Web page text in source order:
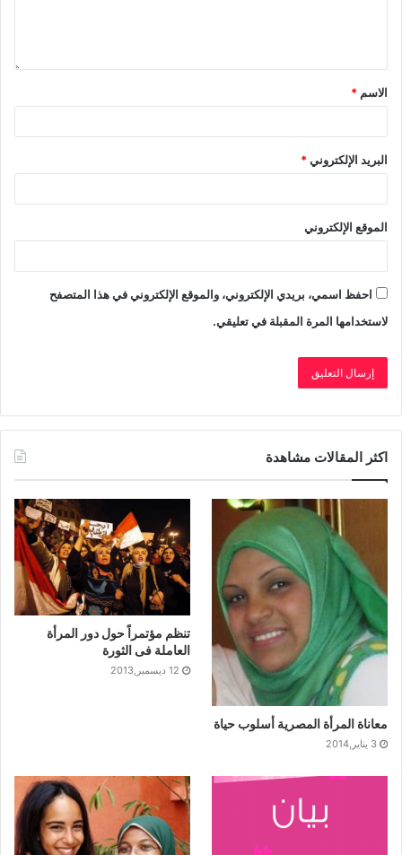
الاسم *
البريد الإلكتروني*
الموقع الإلكتروني
احفظ اسمي، بريدي الإلكتروني، والموقع الإلكتروني في هذا المتصفح
لاستخدامها المرة المقبلة في تعليقي.
اكثر المقالات مشاهدة
معاناة المرأة المصرية أسلوب حياة
3 يناير,2014
تنظم مؤتمراً حول دور المرأة
العاملة فى الثورة
12 ديسمبر,2013